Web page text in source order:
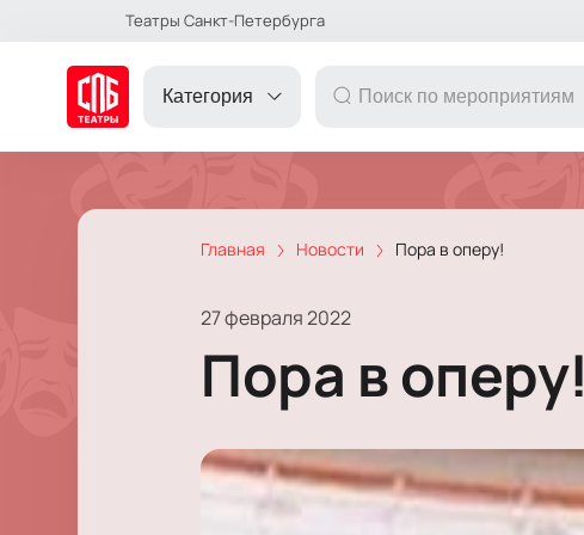
Театры Санкт-Петербурга
Категория
КОНЦЕРТ
Главная Новости Пора в оперу!
27 февраля 2022
Пора в оперу!